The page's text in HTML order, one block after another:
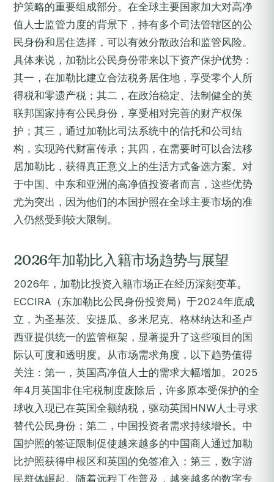
护策略的重要组成部分。在全球主要国家加大对高净
值人士监管力度的背景下，持有多个司法管辖区的公
民身份和居住选择，可以有效分散政治和监管风险。
具体来说，加勒比公民身份带来以下资产保护优势：
其一，在加勒比建立合法税务居住地，享受零个人所
得税和零遗产税；其二，在政治稳定、法制健全的英
联邦国家持有公民身份，享受相对完善的财产权保
护；其三，通过加勒比司法系统中的信托和公司结
构，实现跨代财富传承；其四，在需要时可以合法移
居加勒比，获得真正意义上的生活方式备选方案。对
于中国、中东和亚洲的高净值投资者而言，这些优势
尤为突出，因为他们的本国护照在全球主要市场的准
入仍然受到较大限制。
2026年加勒比入籍市场趋势与展望
2026年，加勒比投资入籍市场正在经历深刻变革。
ECCIRA（东加勒比公民身份投资局）于2024年底成
立，为圣基茨、安提瓜、多米尼克、格林纳达和圣卢
西亚提供统一的监管框架，显著提升了这些项目的国
际认可度和透明度。从市场需求角度，以下趋势值得
关注：第一，英国高净值人士的需求大幅增加。2025
年4月英国非住宅税制度废除后，许多原本受保护的全
球收入现已在英国全额纳税，驱动英国HNW人士寻求
替代公民身份；第二，中国投资者需求持续增长。中
国护照的签证限制促使越来越多的中国商人通过加勒
比护照获得申根区和英国的免签准入；第三，数字游
民群体崛起。随着远程工作普及，越来越多的数字专